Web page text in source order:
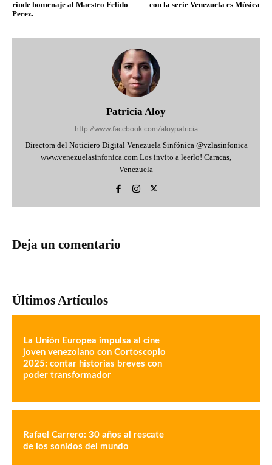
rinde homenaje al Maestro Felido
Perez.
con la serie Venezuela es Música
Patricia Aloy
http://www.facebook.com/aloypatricia
Directora del Noticiero Digital Venezuela Sinfónica @vzlasinfonica
www.venezuelasinfonica.com Los invito a leerlo! Caracas,
Venezuela
Deja un comentario
Últimos Artículos
La Unión Europea impulsa al cine
joven venezolano con Cortoscopio
2025: contar historias breves con
poder transformador
Rafael Carrero: 30 años al rescate
de los sonidos del mundo